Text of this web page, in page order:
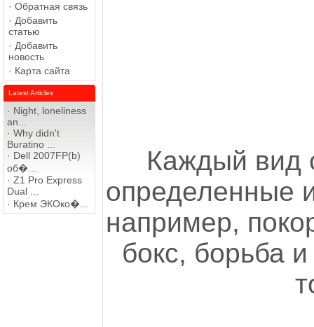
· Обратная связь
· Добавить
статью
· Добавить
новость
· Карта сайта
Latest Articles
· Night, loneliness
an...
· Why didn't
Buratino ...
· Dell 2007FP(b)
об�...
· Z1 Pro Express
Dual ...
· Крем ЭКОко�...
Каждый вид
определенные
например,
бокс, борьба